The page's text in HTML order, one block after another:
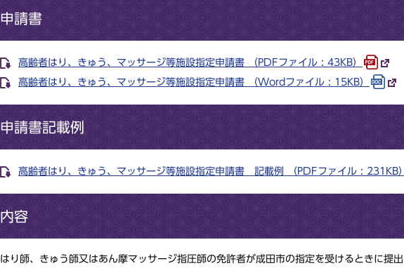
申請書
高齢者はり、きゅう、マッサージ等施設指定申請書 （PDFファイル : 43KB）
高齢者はり、きゅう、マッサージ等施設指定申請書 （Wordファイル : 15KB）
申請書記載例
高齢者はり、きゅう、マッサージ等施設指定申請書 記載例 （PDFファイル : 231KB）
内容
はり師、きゅう師又はあん摩マッサージ指圧師の免許者が成田市の指定を受けるときに提出